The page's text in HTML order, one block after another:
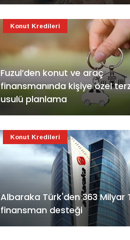
Fuzul’den konut ve araç
finansmanında kişiye özel
usulü planlama
Konut Kredileri
Albaraka Türk'den 363 Milyar
finansman desteği
Konut Kredileri